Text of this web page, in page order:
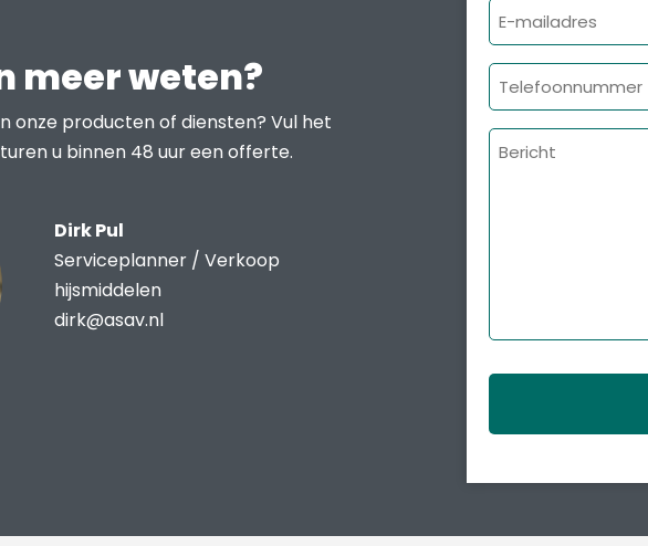
meer weten?
onze producten of diensten? Vul het
u binnen 48 uur een offerte.
Dirk Pul
Serviceplanner / Verkoop
hijsmiddelen
dirk@asav.nl
E-
mailadres
Bericht